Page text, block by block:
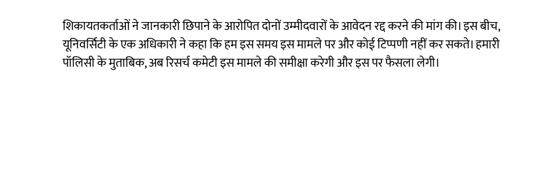
शिकायतकर्ताओं ने जानकारी छिपाने के आरोपित दोनों उम्मीदवारों के आवेदन रद्द करने की मांग की। इस बीच,
यूनिवर्सिटी के एक अधिकारी ने कहा कि हम इस समय इस मामले पर और कोई टिप्पणी नहीं कर सकते। हमारी
पॉलिसी के मुताबिक, अब रिसर्च कमेटी इस मामले की समीक्षा करेगी और इस पर फैसला लेगी।